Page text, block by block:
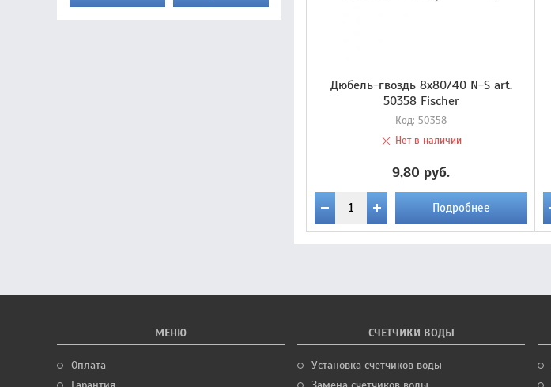
Дюбель-гвоздь 8х80/40 N-S art.
50358 Fischer
Код:50358
Нет в наличии
9,80 руб.
Подробнее
МЕНЮ
Оплата
СЧЕТЧИКИ ВОДЫ
Установка счетчиков воды